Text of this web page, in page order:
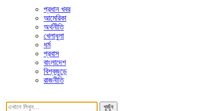
প্রধান খবর
আমেরিকা
অর্থনীতি
খেলাধুলা
ধর্ম
প্রবাস
বাংলাদেশ
বিশ্বজুড়ে
রাজনীতি
খুজুঁন